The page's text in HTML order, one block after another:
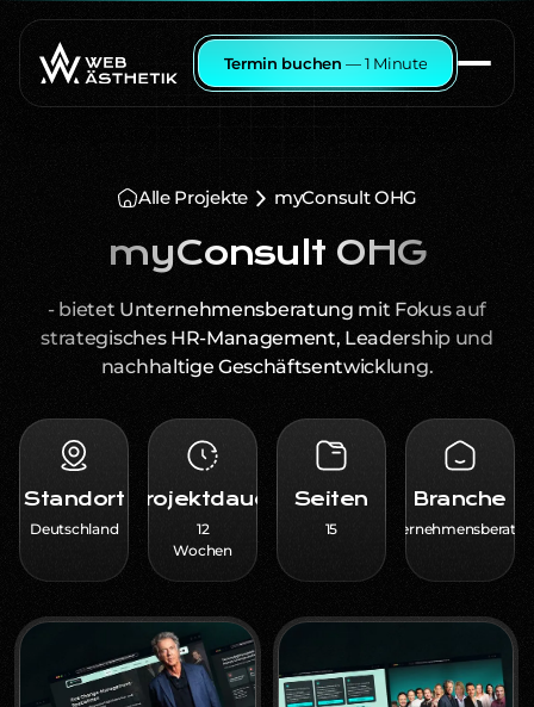
Termin buchen— 1 Minute
Alle Projekte myConsult OHG
myConsult OHG
- bietet Unternehmensberatung mit Fokus auf
strategisches HR-Management, Leadership und
nachhaltige Geschäftsentwicklung.
Standort
Deutschland
Projektdauer
12
Wochen
Seiten
15
Branche